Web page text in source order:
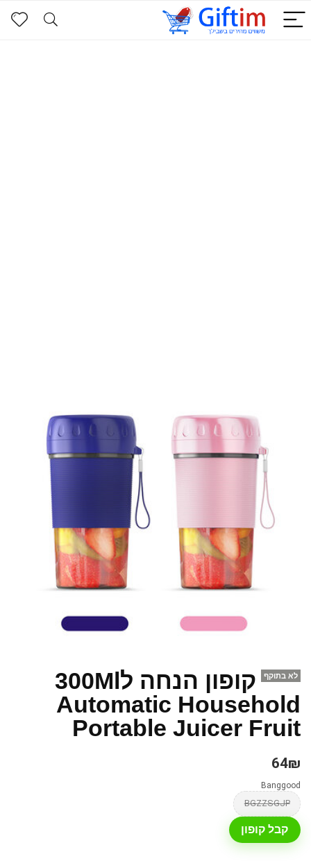
לא בתוקף
קופון הנחה ל300Ml
Automatic Household
Portable Juicer Fruit
64₪
Banggood
BGZZSGJP
קבל קופון